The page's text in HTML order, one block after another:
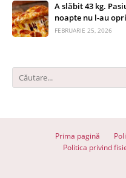
A slăbit 43 kg.
noapte nu l-au
FEBRUARIE 25, 2026
Prima pagină
Politica privind